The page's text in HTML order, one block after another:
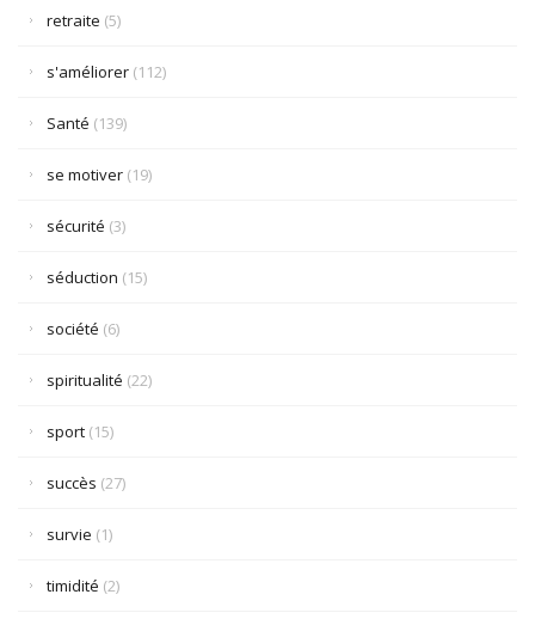
retraite (5)
s'améliorer (112)
Santé (139)
se motiver (19)
sécurité (3)
séduction (15)
société (6)
spiritualité (22)
sport (15)
succès (27)
survie (1)
timidité (2)